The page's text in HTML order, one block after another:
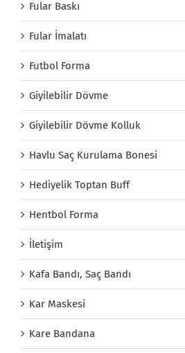
Fular Baskı
Fular İmalatı
Futbol Forma
Giyilebilir Dövme
Giyilebilir Dövme Kolluk
Havlu Saç Kurulama Bonesi
Hediyelik Toptan Buff
Hentbol Forma
İletişim
Kafa Bandı, Saç Bandı
Kar Maskesi
Kare Bandana